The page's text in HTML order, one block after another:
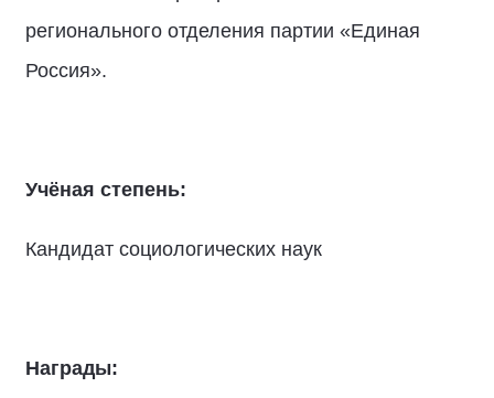
регионального отделения партии «Единая
Россия».
Учёная степень:
Кандидат социологических наук
Награды: